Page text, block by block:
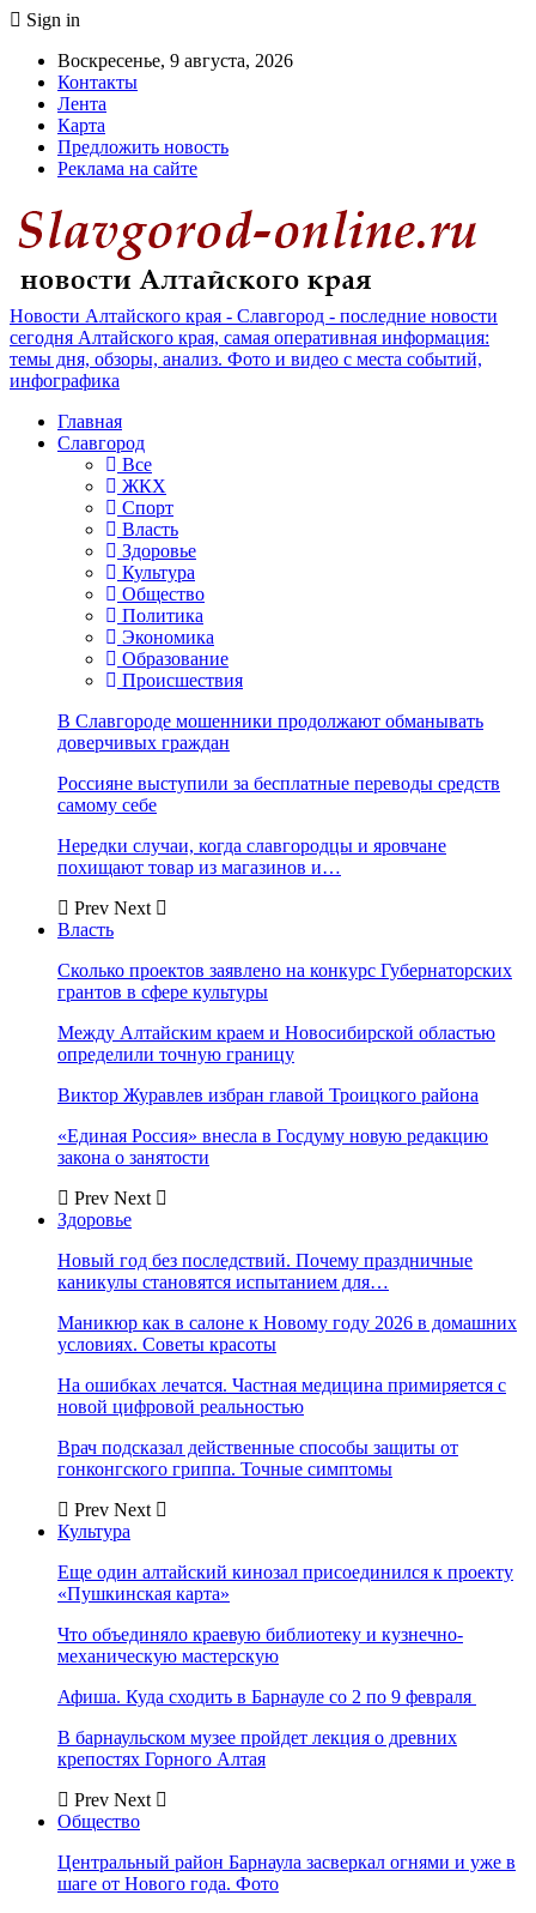
Sign in
Воскресенье, 9 августа, 2026
Контакты
Лента
Карта
Предложить новость
Реклама на сайте
Новости Алтайского края - Славгород - последние новости
сегодня Алтайского края, самая оперативная информация:
темы дня, обзоры, анализ. Фото и видео с места событий,
инфографика
Главная
Славгород
Все
ЖКХ
Спорт
Власть
Здоровье
Культура
Общество
Политика
Экономика
Образование
Происшествия
В Славгороде мошенники продолжают обманывать
доверчивых граждан
Россияне выступили за бесплатные переводы средств
самому себе
Нередки случаи, когда славгородцы и яровчане
похищают товар из магазинов и…
Prev Next
Власть
Сколько проектов заявлено на конкурс Губернаторских
грантов в сфере культуры
Между Алтайским краем и Новосибирской областью
определили точную границу
Виктор Журавлев избран главой Троицкого района
«Единая Россия» внесла в Госдуму новую редакцию
закона о занятости
Prev Next
Здоровье
Новый год без последствий. Почему праздничные
каникулы становятся испытанием для…
Маникюр как в салоне к Новому году 2026 в домашних
условиях. Советы красоты
На ошибках лечатся. Частная медицина примиряется с
новой цифровой реальностью
Врач подсказал действенные способы защиты от
гонконгского гриппа. Точные симптомы
Prev Next
Культура
Еще один алтайский кинозал присоединился к проекту
«Пушкинская карта»
Что объединяло краевую библиотеку и кузнечно-
механическую мастерскую
Афиша. Куда сходить в Барнауле со 2 по 9 февраля
В барнаульском музее пройдет лекция о древних
крепостях Горного Алтая
Prev Next
Общество
Центральный район Барнаула засверкал огнями и уже в
шаге от Нового года. Фото